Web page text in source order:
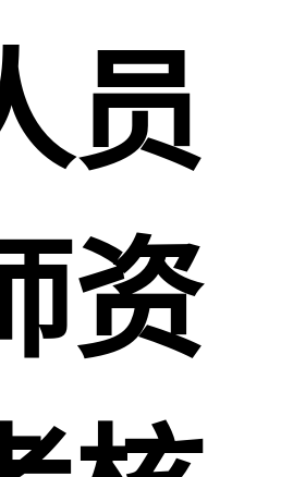
员
资